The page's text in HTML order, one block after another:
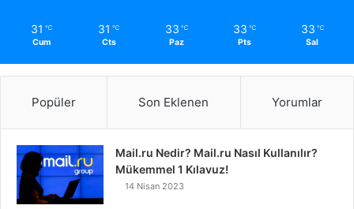
31 ℃
Cum
31 ℃
Cts
33 ℃
Paz
33 ℃
Pts
33 ℃
Sal
Popüler Son Eklenen Yorumlar
Mail.ru Nedir? Mail.ru Nasıl Kullanılır?
Mükemmel 1 Kılavuz!
14 Nisan 2023